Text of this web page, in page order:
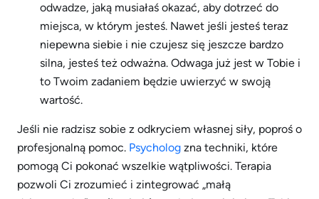
odwadze, jaką musiałaś okazać, aby dotrzeć do
miejsca, w którym jesteś. Nawet jeśli jesteś teraz
niepewna siebie i nie czujesz się jeszcze bardzo
silna, jesteś też odważna. Odwaga już jest w Tobie i
to Twoim zadaniem będzie uwierzyć w swoją
wartość.
Jeśli nie radzisz sobie z odkryciem własnej siły, poproś o
profesjonalną pomoc. Psycholog zna techniki, które
pomogą Ci pokonać wszelkie wątpliwości. Terapia
pozwoli Ci zrozumieć i zintegrować „małą